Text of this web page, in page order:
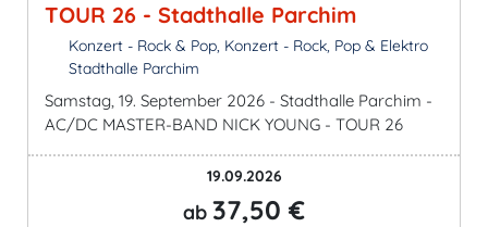
TOUR 26 - Stadthalle Parchim
Konzert - Rock & Pop, Konzert - Rock, Pop & Elektro
Stadthalle Parchim
Samstag, 19. September 2026 - Stadthalle Parchim -
AC/DC MASTER-BAND NICK YOUNG - TOUR 26
19.09.2026
ab 37,50 €